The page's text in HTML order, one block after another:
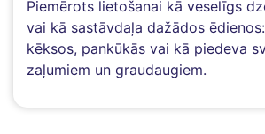
Piemērots lietošanai kā veselīgs
vai kā sastāvdaļa dažādos
kēksos, pankūkās vai kā piedeva
zaļumiem un graudaugiem.